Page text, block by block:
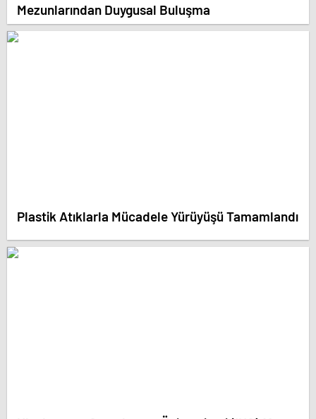
Mezunlarından Duygusal Buluşma
Plastik Atıklarla Mücadele Yürüyüşü Tamamlandı